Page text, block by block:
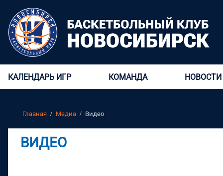
КАЛЕНДАРЬ ИГР КОМАНДА НОВОСТИ
Главная Медиа Видео
ВИДЕО